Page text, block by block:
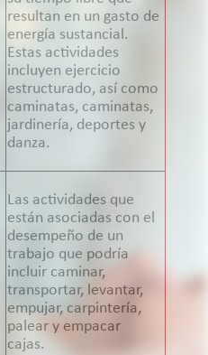
resultan en un gasto de
energía sustancial.
Estas actividades
incluyen ejercicio
estructurado, así como
caminatas, caminatas,
jardinería, deportes y
danza.
Las actividades que
están asociadas con el
desempeño de un
trabajo que podría
incluir caminar,
transportar, levantar,
empujar, carpintería,
palear y empacar
cajas.